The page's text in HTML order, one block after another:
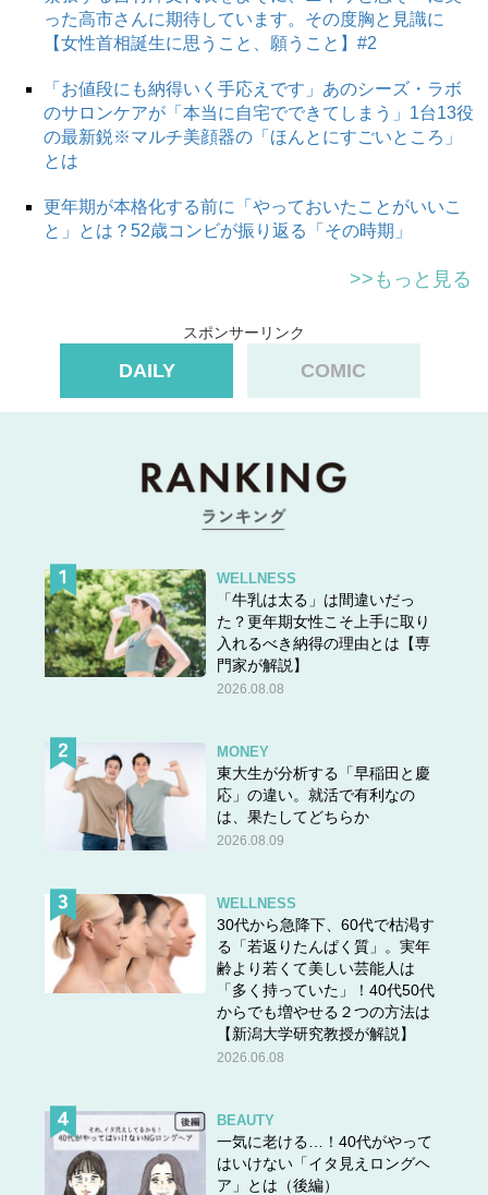
む前に知っておきたい「セルフ更年期指数チェック」っ
Q.出てきている更年期症状ごとに適した治療法と
は？
A.代表的なものは漢方とホルモン補充
療法（HRT）
「更年期の不調は、女性ホルモンの低下だけでなく、自分
す。そのため、のぼせやほてり、寝汗、関節痛や筋肉のコ
リ、体重増加といった身体的なものから、イライラや怒り
どさまざま。中でも、減少したエストロゲンを少量補充す
ため要確認）は、更年期症状には有効性が高く、ホットフ
ラッシュや睡眠障害、気力の低下、肌や膣の乾燥といった
症状に非常に有効です。
また、症状が強いと効果を自覚しにくいのですが、副作用
が少なく、種類が豊富な漢方療法も有効。薬以外では、サ
プリメントやハーブ、アロマテラピー、マッサージ、鍼
灸、ヨガや瞑想なども対処法として試してみて、症状緩和
「私は対処法も含めほぼすべて試している(笑)。で
も、一番効果があったのはHRT。飲み始めて１週間くらい
で不安症状が和らぎました」
「私は漢方療法が体に合っていたけれど、HRTを始め
たくて婦人科を受診しましたが、断られてしまって。別の
クリニックに行っても断られ、結局3軒も断られたんです
A.医師の中にもまだまだ誤解がありま
った高市さんに期待しています。その度胸と見識に
【女性首相誕生に思うこと、願うこと】#2
「お値段にも納得いく手応えです」あのシーズ・ラボ
のサロンケアが「本当に自宅でできてしまう」1台13役
の最新鋭※マルチ美顔器の「ほんとにすごいところ」
とは
更年期が本格化する前に「やっておいたことがいいこ
と」とは？52歳コンビが振り返る「その時期」
>>もっと見る
スポンサーリンク
DAILY COMIC
WELLNESS
「牛乳は太る」は間違いだっ
た？更年期女性こそ上手に取り
入れるべき納得の理由とは【専
門家が解説】
2026.08.08
MONEY
東大生が分析する「早稲田と慶
応」の違い。就活で有利なの
は、果たしてどちらか
2026.08.09
WELLNESS
30代から急降下、60代で枯渇す
る「若返りたんぱく質」。実年
齢より若くて美しい芸能人は
「多く持っていた」！40代50代
からでも増やせる２つの方法は
【新潟大学研究教授が解説】
2026.06.08
BEAUTY
一気に老ける…！40代がやって
はいけない「イタ見えロングヘ
ア」とは（後編）